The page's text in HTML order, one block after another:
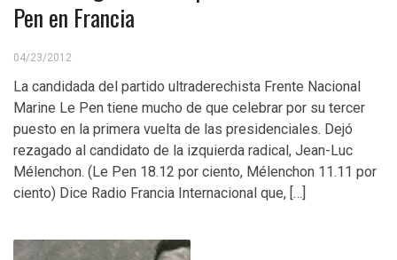
Pen en Francia
04/23/2012
La candidada del partido ultraderechista Frente Nacional
Marine Le Pen tiene mucho de que celebrar por su tercer
puesto en la primera vuelta de las presidenciales. Dejó
rezagado al candidato de la izquierda radical, Jean-Luc
Mélenchon. (Le Pen 18.12 por ciento, Mélenchon 11.11 por
ciento) Dice Radio Francia Internacional que, […]